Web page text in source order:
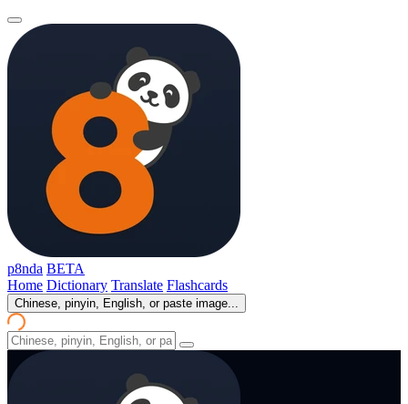
p8nda BETA
Home Dictionary Translate Flashcards
Chinese, pinyin, English, or paste image...